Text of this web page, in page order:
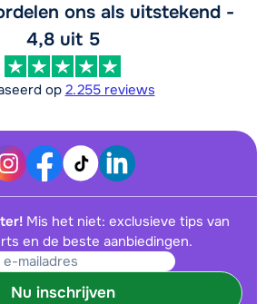
ons als uitstekend -
4,8 uit 5
op 2.255 reviews
Mis het niet: exclusieve tips van
en de beste aanbiedingen.
Nu inschrijven